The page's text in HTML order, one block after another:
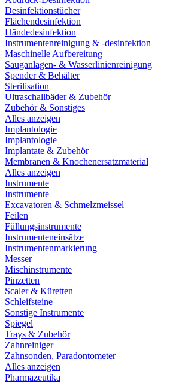
Desinfektionstücher
Flächendesinfektion
Händedesinfektion
Instrumentenreinigung & -desinfektion
Maschinelle Aufbereitung
Sauganlagen- & Wasserlinienreinigung
Spender & Behälter
Sterilisation
Ultraschallbäder & Zubehör
Zubehör & Sonstiges
Alles anzeigen
Implantologie
Implantologie
Implantate & Zubehör
Membranen & Knochenersatzmaterial
Alles anzeigen
Instrumente
Instrumente
Excavatoren & Schmelzmeissel
Feilen
Füllungsinstrumente
Instrumenteneinsätze
Instrumentenmarkierung
Messer
Mischinstrumente
Pinzetten
Scaler & Küretten
Schleifsteine
Sonstige Instrumente
Spiegel
Trays & Zubehör
Zahnreiniger
Zahnsonden, Paradontometer
Alles anzeigen
Pharmazeutika